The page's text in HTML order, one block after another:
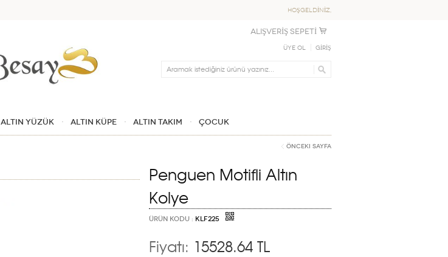
HOŞGELDİNİZ,
ALIŞVERİŞ SEPETİ
Üye Ol GİRİŞ
Ara
ALTIN YÜZÜK ALTIN KÜPE ALTIN TAKIM ÇOCUK
Önceki Sayfa
Penguen Motifli Altın
Kolye
ÜRÜN KODU : KLF225
Fiyatı: 15528.64 TL